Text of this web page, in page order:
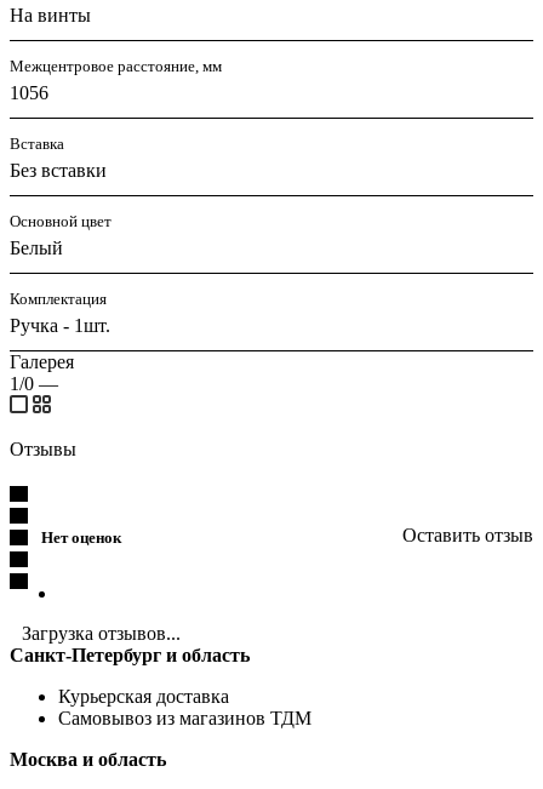
На винты
Межцентровое расстояние, мм
1056
Вставка
Без вставки
Основной цвет
Белый
Комплектация
Ручка - 1шт.
Галерея
1/0 —
Отзывы
Нет оценок Оставить отзыв
Загрузка отзывов...
Санкт-Петербург и область
Курьерская доставка
Самовывоз из магазинов ТДМ
Москва и область